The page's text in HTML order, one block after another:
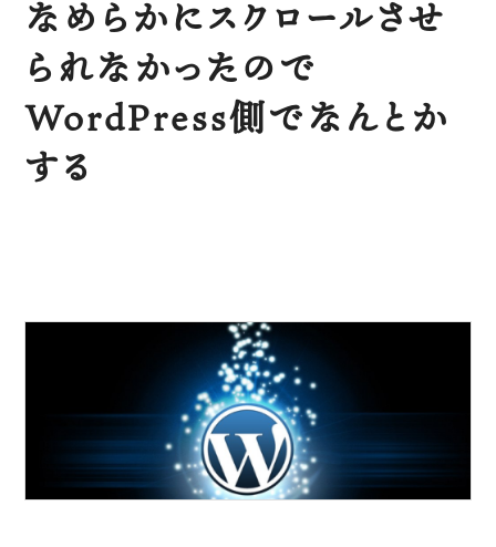
なめらかにスクロールさせ
られなかったので
WordPress側でなんとか
する